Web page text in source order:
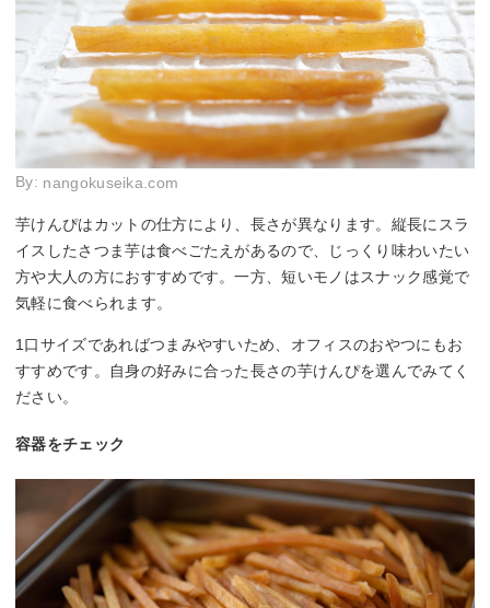
By: nangokuseika.com
芋けんぴはカットの仕方により、長さが異なります。縦長にスラ
イスしたさつま芋は食べごたえがあるので、じっくり味わいたい
方や大人の方におすすめです。一方、短いモノはスナック感覚で
気軽に食べられます。
1口サイズであればつまみやすいため、オフィスのおやつにもお
すすめです。自身の好みに合った長さの芋けんぴを選んでみてく
ださい。
容器をチェック